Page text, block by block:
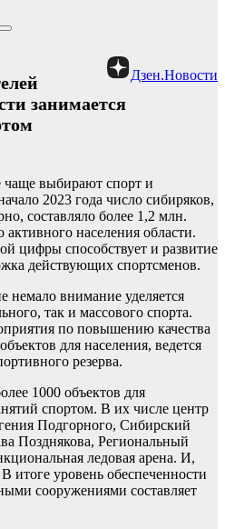
Дзен.Новости
занимается
чаще выбирают спорт и
2023 года число сибиряков,
составляло более 1,2 млн.
активного населения области.
цифры способствует и развитие
действующих спортсменов.
немало внимание уделяется
так и массового спорта.
по повышению качества
для населения, ведется
резерва.
1000 объектов для
спортом. В их числе центр
Подгорного, Сибирский
Позднякова, Региональный
ледовая арена. И,
уровень обеспеченности
сооружениями составляет